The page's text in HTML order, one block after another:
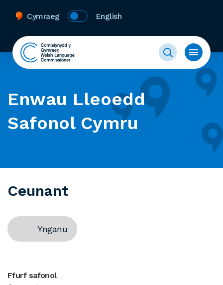
Cymraeg English
Enwau Lleoedd
Safonol Cymru
Ceunant
Ynganu
Ffurf safonol